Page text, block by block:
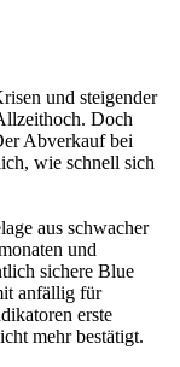
und steigender
Doch
Abverkauf bei
wie schnell sich
aus schwacher
und
sichere Blue
anfällig für
erste
mehr bestätigt.